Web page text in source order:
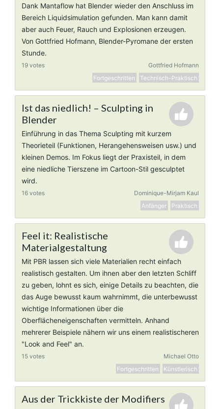
Dank Mantaflow hat Blender wieder den Anschluss im
Bereich Liquidsimulation gefunden. Man kann damit
aber auch Feuer, Rauch und Explosionen erzeugen.
Von Gottfried Hofmann, Blender-Pyromane der ersten
Stunde.
19 votes
Gottfried Hofmann
Fortgeschritten
Technisch-Praktisch
Ist das niedlich! – Sculpting in
Blender
Einführung in das Thema Sculpting mit kurzem
Theorieteil (Funktionen, Herangehensweisen usw.) und
kleinen Demos. Im Fokus liegt der Praxisteil, in dem
eine niedliche Tierszene im Cartoon-Stil gesculptet
wird.
16 votes
Dominique-Mirjam Kaul
Anfänger
Praktisch
Feel it: Realistische
Materialgestaltung
Mit PBR lassen sich viele Materialien recht einfach
realistisch gestalten. Um ihnen aber den letzten Schliff
zu geben, lohnt es sich, einige Details zu beachten, die
das Auge bewusst kaum wahrnimmt, die unterbewusst
wichtige Informationen über die
Oberflächeneigenschaften vermitteln. Anhand
mehrerer Beispiele nähern wir uns einem realistischeren
"Look and Feel" an.
15 votes
Michael Otto
Fortgeschritten
Künstlerisch
Aus der Trickkiste der Modifiers